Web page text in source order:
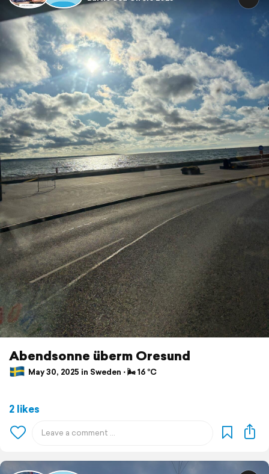
Abendsonne überm Oresund
May 30, 2025 in Sweden ⋅ 🌬 16 °C
2 likes